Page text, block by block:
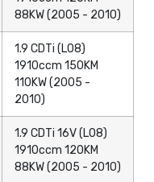
88KW (2005 - 2010)
1.9 CDTi (L08)
1910ccm 150KM
110KW (2005 -
2010)
1.9 CDTi 16V (L08)
1910ccm 120KM
88KW (2005 - 2010)